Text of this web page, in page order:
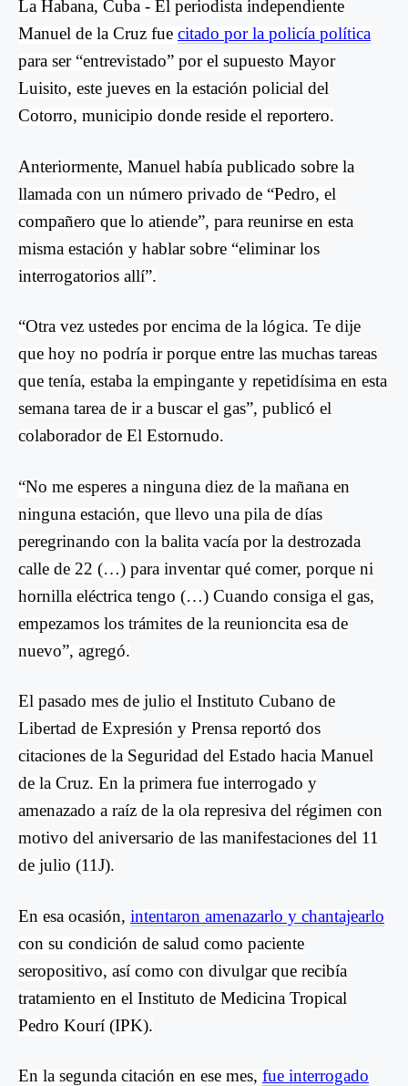
La Habana, Cuba - El periodista independiente
Manuel de la Cruz fue citado por la policía política
para ser “entrevistado” por el supuesto Mayor
Luisito, este jueves en la estación policial del
Cotorro, municipio donde reside el reportero.
Anteriormente, Manuel había publicado sobre la
llamada con un número privado de “Pedro, el
compañero que lo atiende”, para reunirse en esta
misma estación y hablar sobre “eliminar los
interrogatorios allí”.
“Otra vez ustedes por encima de la lógica. Te dije
que hoy no podría ir porque entre las muchas tareas
que tenía, estaba la empingante y repetidísima en esta
semana tarea de ir a buscar el gas”, publicó el
colaborador de El Estornudo.
“No me esperes a ninguna diez de la mañana en
ninguna estación, que llevo una pila de días
peregrinando con la balita vacía por la destrozada
calle de 22 (…) para inventar qué comer, porque ni
hornilla eléctrica tengo (…) Cuando consiga el gas,
empezamos los trámites de la reunioncita esa de
nuevo”, agregó.
El pasado mes de julio el Instituto Cubano de
Libertad de Expresión y Prensa reportó dos
citaciones de la Seguridad del Estado hacia Manuel
de la Cruz. En la primera fue interrogado y
amenazado a raíz de la ola represiva del régimen con
motivo del aniversario de las manifestaciones del 11
de julio (11J).
En esa ocasión, intentaron amenazarlo y chantajearlo
con su condición de salud como paciente
seropositivo, así como con divulgar que recibía
tratamiento en el Instituto de Medicina Tropical
Pedro Kourí (IPK).
En la segunda citación en ese mes, fue interrogado